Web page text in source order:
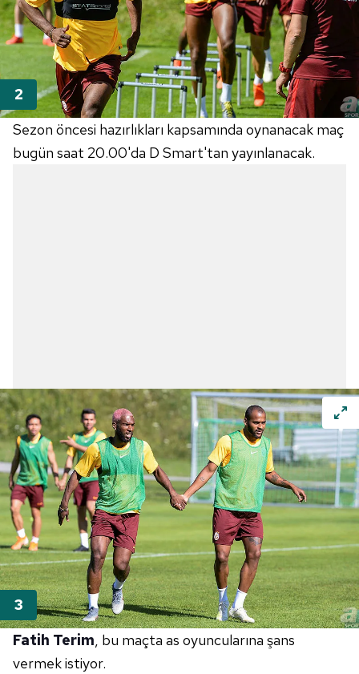
Sezon öncesi hazırlıkları kapsamında oynanacak maç
bugün saat 20.00'da D Smart'tan yayınlanacak.
Fatih Terim, bu maçta as oyuncularına şans
vermek istiyor.